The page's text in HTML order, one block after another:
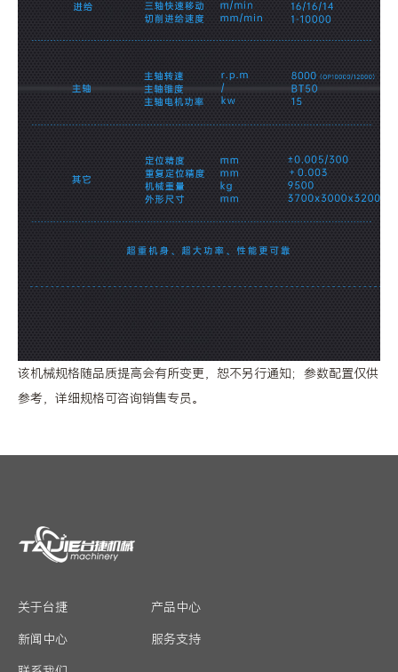
该机械规格随品质提高会有所变更，恕不另行通知；参数配置仅供
参考，详细规格可咨询销售专员。
关于台捷 产品中心
新闻中心 服务支持